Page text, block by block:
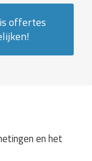
offertes
en het